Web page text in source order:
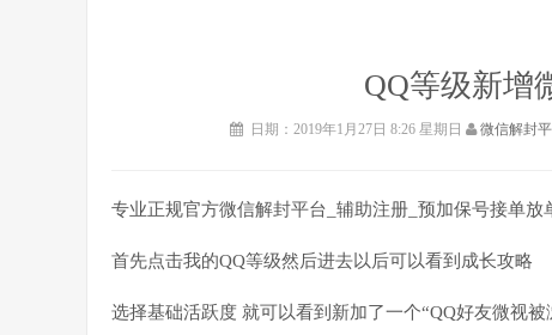
QQ等级新增
日期：2019年1月27日 8:26 星期日 微信解封
专业正规官方微信解封平台_辅助注册_预加保号接单放
首先点击我的QQ等级然后进去以后可以看到成长攻略
选择基础活跃度 就可以看到新加了一个“QQ好友微视被